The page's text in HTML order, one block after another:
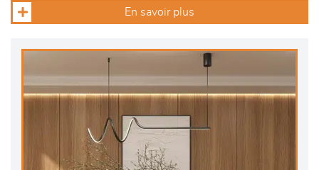
En savoir plus